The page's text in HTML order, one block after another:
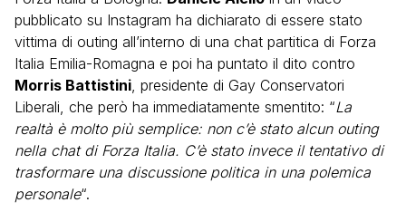
pubblicato su Instagram ha dichiarato di essere stato
vittima di outing all’interno di una chat partitica di Forza
Italia Emilia-Romagna e poi ha puntato il dito contro
Morris Battistini, presidente di Gay Conservatori
Liberali, che però ha immediatamente smentito: “La
realtà è molto più semplice: non c’è stato alcun outing
nella chat di Forza Italia. C’è stato invece il tentativo di
trasformare una discussione politica in una polemica
personale“.